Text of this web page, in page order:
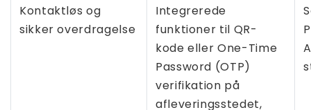
Kontaktløs og
sikker overdragelse
Integrerede
funktioner til QR-
kode eller One-Time
Password (OTP)
verifikation på
afleveringsstedet,